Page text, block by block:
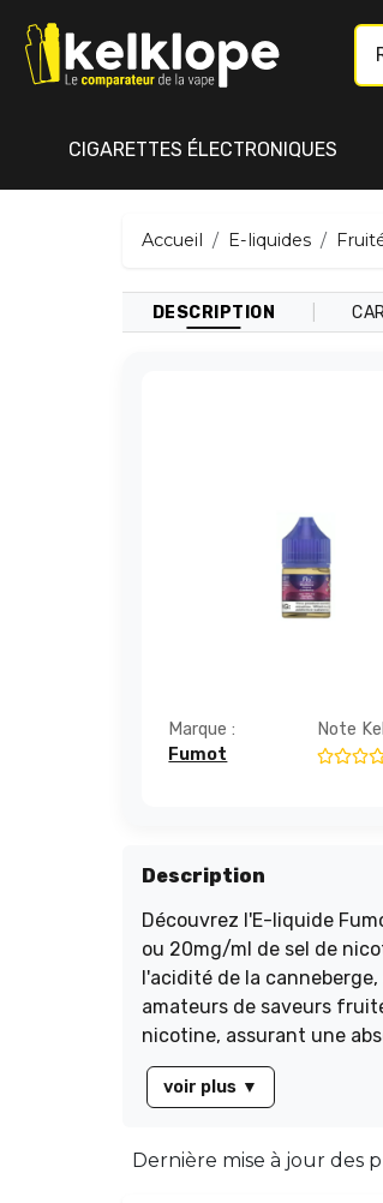
CIGARETTES ÉLECTRONIQUES
Accueil E-liquides
DESCRIPTION
Marque :
Fumot
Note
Description
Découvrez l'E-liquide
ou 20mg/ml de sel de
l'acidité de la canneberge,
amateurs de saveurs
nicotine, assurant une
recharges rapides. Optez
voir plus ▼
Dernière mise à jour des